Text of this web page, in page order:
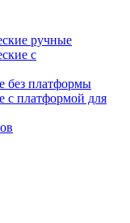
ручные
с
без платформы
с платформой для